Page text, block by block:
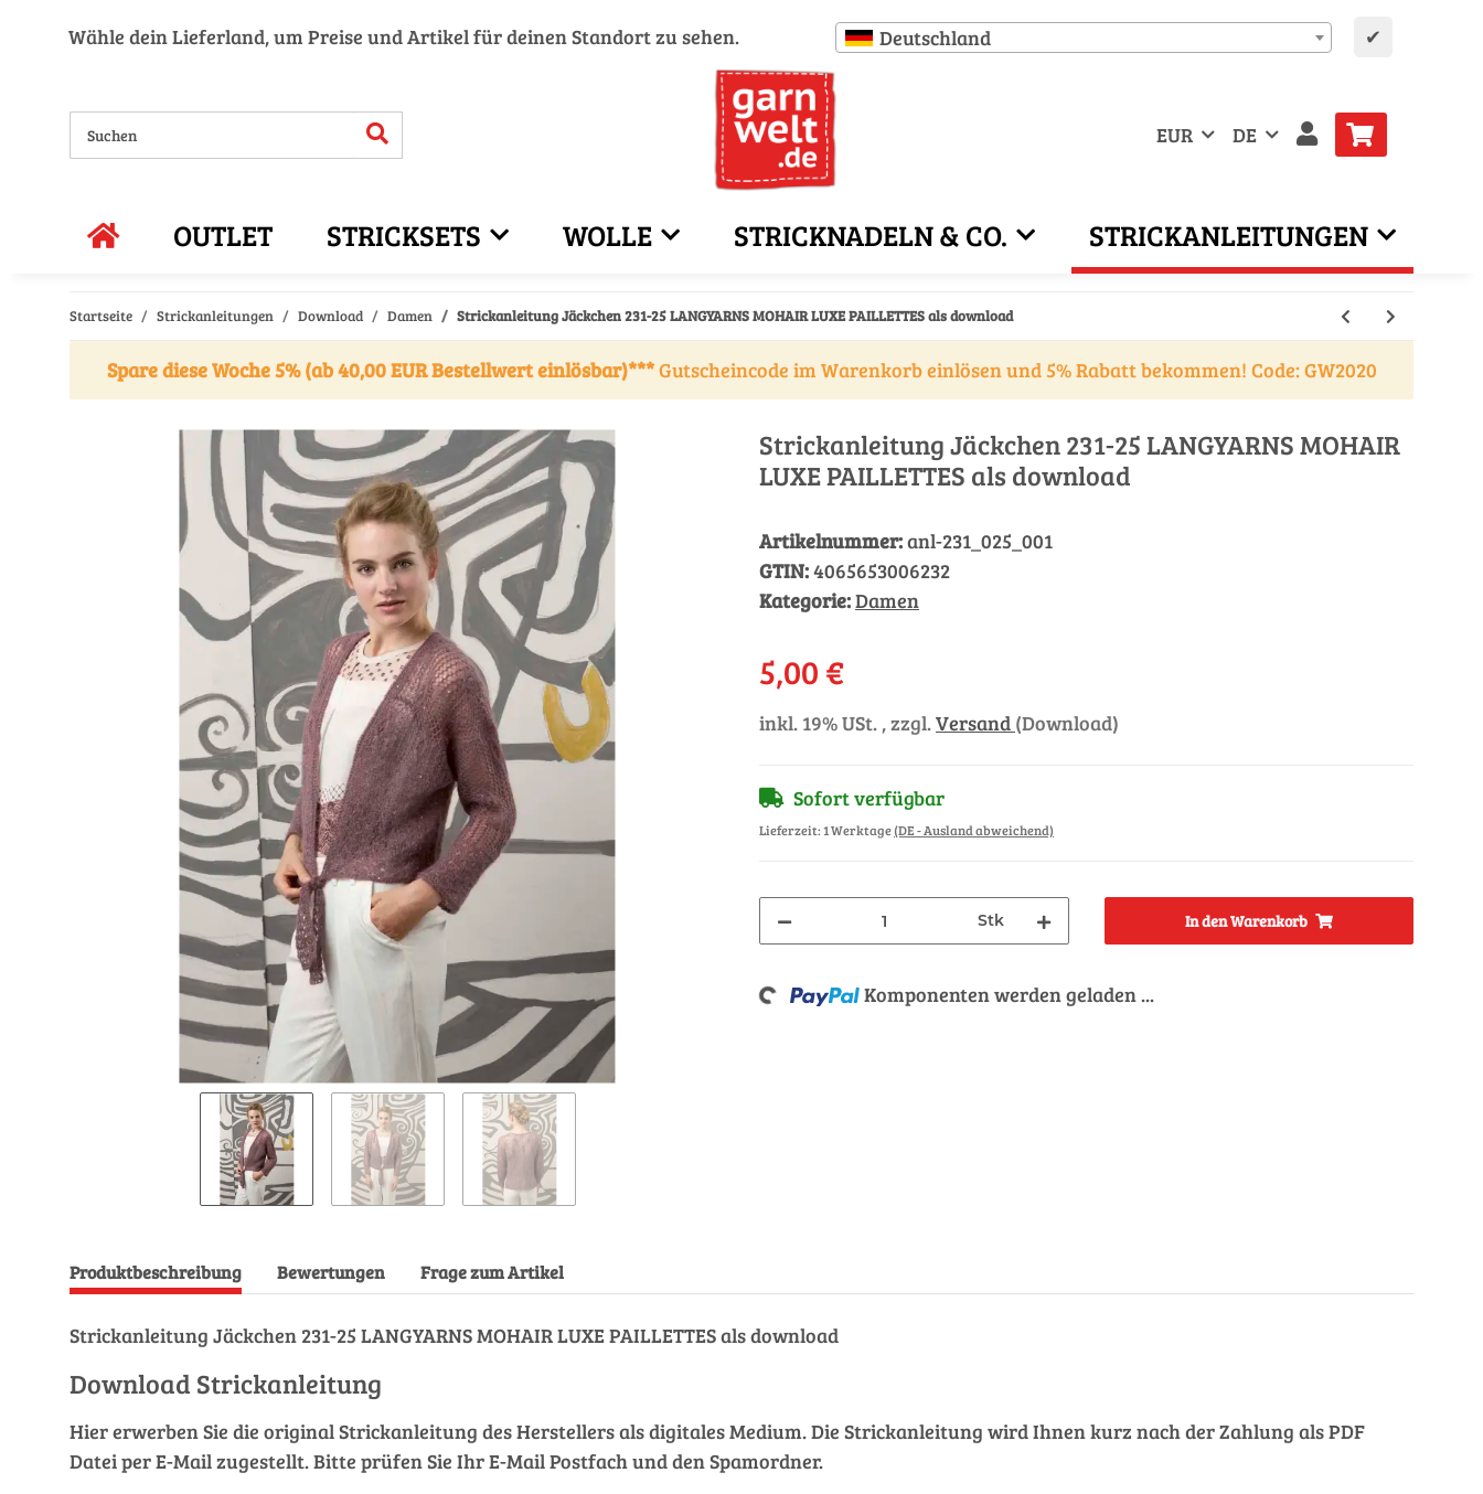
Wähle dein Lieferland, um Preise und Artikel für deinen Standort zu sehen. Deutschland ✔
EUR DE
OUTLET STRICKSETS WOLLE STRICKNADELN & CO. STRICKANLEITUNGEN
Startseite Strickanleitungen Download Damen Strickanleitung Jäckchen 231-25 LANGYARNS MOHAIR LUXE PAILLETTES als download
Spare diese Woche 5% (ab 40,00 EUR Bestellwert einlösbar)***Gutscheincode im Warenkorb einlösen und 5% Rabatt bekommen! Code: GW2020
Strickanleitung Jäckchen 231-25 LANGYARNS MOHAIR
LUXE PAILLETTES als download
Artikelnummer:anl-231_025_001
GTIN:4065653006232
Kategorie:Damen
5,00 €
inkl. 19% USt. , zzgl.Versand (Download)
Sofort verfügbar
Lieferzeit:1 Werktage(DE - Ausland abweichend)
Stk In den Warenkorb
Loading... Komponenten werden geladen ...
Produktbeschreibung Bewertungen Frage zum Artikel
Strickanleitung Jäckchen 231-25 LANGYARNS MOHAIR LUXE PAILLETTES als download
Download Strickanleitung
Hier erwerben Sie die original Strickanleitung des Herstellers als digitales Medium. Die Strickanleitung wird Ihnen kurz nach der Zahlung als PDF
Datei per E-Mail zugestellt. Bitte prüfen Sie Ihr E-Mail Postfach und den Spamordner.